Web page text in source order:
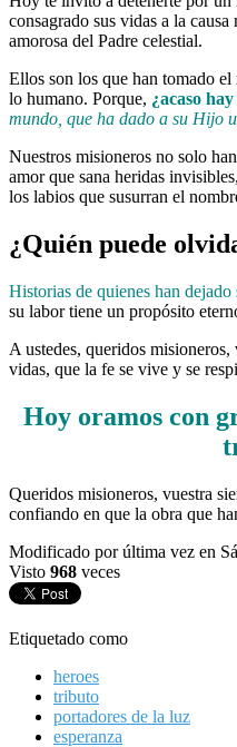
consagrado sus vidas a la causa
amorosa del Padre celestial.
Ellos son los que han tomado
lo humano. Porque, ¿acaso
mundo, que ha dado a su Hijo
Nuestros misioneros no solo
amor que sana heridas
los labios que susurran el
¿Quién puede
Historias de quienes han
su labor tiene un propósito
A ustedes, queridos
vidas, que la fe se vive y se
Hoy oramos con
Queridos misioneros, vuestra
confiando en que la obra que
Modificado por última vez en
Visto 968 veces
Etiquetado como
heroes
tributo
portadores de la luz
esperanza